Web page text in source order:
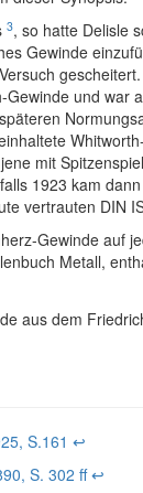
3, so hatte Delisle
Gewinde
Gewinde und war
mit
1923 kam
vertrauten DIN
Gewinde auf
Metall,
S.161 ↩
S. 302 ff ↩